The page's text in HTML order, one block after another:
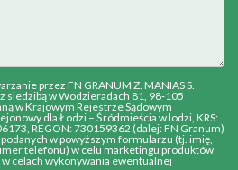
przez FN GRANUM Z. MANIAS S.
z siedzibą w Wodzieradach 81, 98-105
w Krajowym Rejestrze Sądowym
dla Łodzi – Śródmieścia w lodzi, KRS:
REGON: 730159362 (dalej: FN Granum)
w powyższym formularzu (tj. imię,
telefonu) w celu marketingu produktów
w celach wykonywania ewentualnej